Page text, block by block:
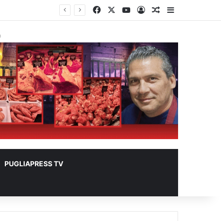
FacebookYou TubeAccediUn articolo a
PUGLIAPRESS TV